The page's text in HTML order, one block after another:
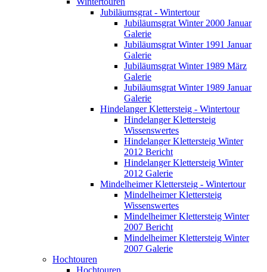
Jubiläumsgrat - Wintertour
Jubiläumsgrat Winter 2000 Januar
Galerie
Jubiläumsgrat Winter 1991 Januar
Galerie
Jubiläumsgrat Winter 1989 März
Galerie
Jubiläumsgrat Winter 1989 Januar
Galerie
Hindelanger Klettersteig - Wintertour
Hindelanger Klettersteig
Wissenswertes
Hindelanger Klettersteig Winter
2012 Bericht
Hindelanger Klettersteig Winter
2012 Galerie
Mindelheimer Klettersteig - Wintertour
Mindelheimer Klettersteig
Wissenswertes
Mindelheimer Klettersteig Winter
2007 Bericht
Mindelheimer Klettersteig Winter
2007 Galerie
Hochtouren
Hochtouren